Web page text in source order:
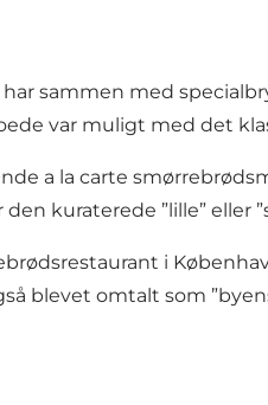
sammen med
var muligt med det
a la carte
kuraterede ”lille”
i
blevet omtalt som